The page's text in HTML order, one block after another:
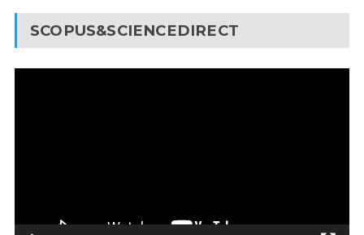
SCOPUS&SCIENCEDIRECT